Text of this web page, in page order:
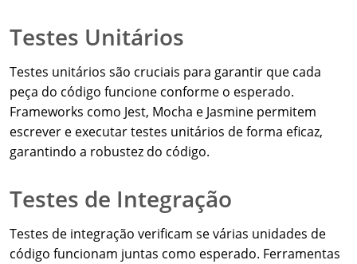
Testes Unitários
Testes unitários são cruciais para garantir que cada
peça do código funcione conforme o esperado.
Frameworks como Jest, Mocha e Jasmine permitem
escrever e executar testes unitários de forma eficaz,
garantindo a robustez do código.
Testes de Integração
Testes de integração verificam se várias unidades de
código funcionam juntas como esperado. Ferramentas